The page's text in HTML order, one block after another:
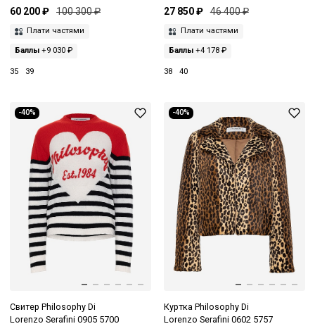
60 200 ₽ 100 300 ₽
Плати частями
Баллы +9 030 ₽
35 39
27 850 ₽ 46 400 ₽
Плати частями
Баллы+4 178 ₽
38 40
-40%
Свитер Philosophy Di
Lorenzo Serafini 0905 5700
-40%
Куртка Philosophy Di
Lorenzo Serafini 0602 5757